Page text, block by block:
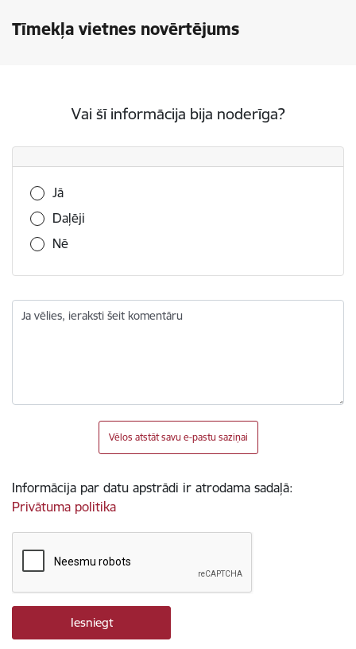
Tīmekļa vietnes novērtējums
Vai šī informācija bija noderīga?
Vai šī informācija bija noderīga?
Jā
Daļēji
Nē
Ja vēlies, ieraksti šeit komentāru
Vēlos atstāt savu e-pastu saziņai
Informācija par datu apstrādi ir atrodama sadaļā:
Privātuma politika